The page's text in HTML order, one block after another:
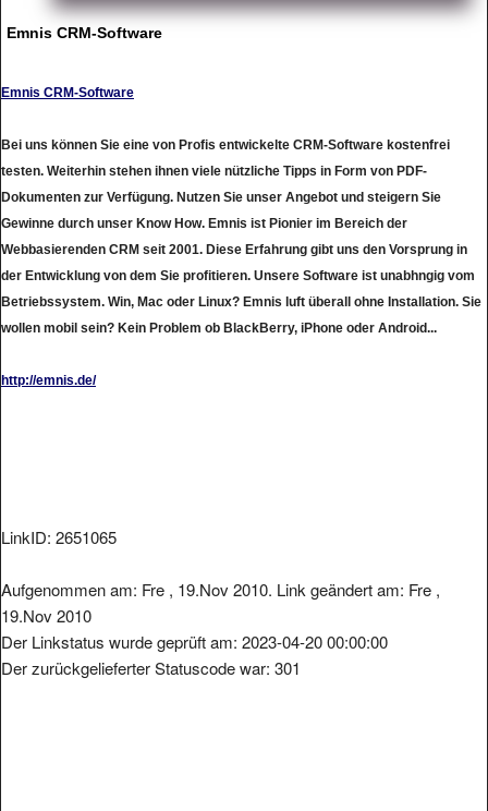
Emnis CRM-Software
Emnis CRM-Software
Bei uns können Sie eine von Profis entwickelte CRM-Software kostenfrei
testen. Weiterhin stehen ihnen viele nützliche Tipps in Form von PDF-
Dokumenten zur Verfügung. Nutzen Sie unser Angebot und steigern Sie
Gewinne durch unser Know How. Emnis ist Pionier im Bereich der
Webbasierenden CRM seit 2001. Diese Erfahrung gibt uns den Vorsprung in
der Entwicklung von dem Sie profitieren. Unsere Software ist unabhngig vom
Betriebssystem. Win, Mac oder Linux? Emnis luft überall ohne Installation. Sie
wollen mobil sein? Kein Problem ob BlackBerry, iPhone oder Android...
http://emnis.de/
LinkID: 2651065
Aufgenommen am: Fre , 19.Nov 2010. Link geändert am: Fre ,
19.Nov 2010
Der Linkstatus wurde geprüft am: 2023-04-20 00:00:00
Der zurückgelieferter Statuscode war: 301